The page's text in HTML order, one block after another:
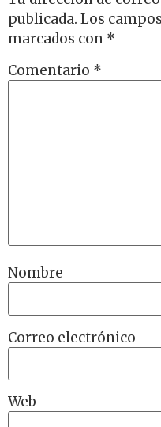
publicada. Los
marcados con *
Comentario *
Nombre
Correo electrónico
Web